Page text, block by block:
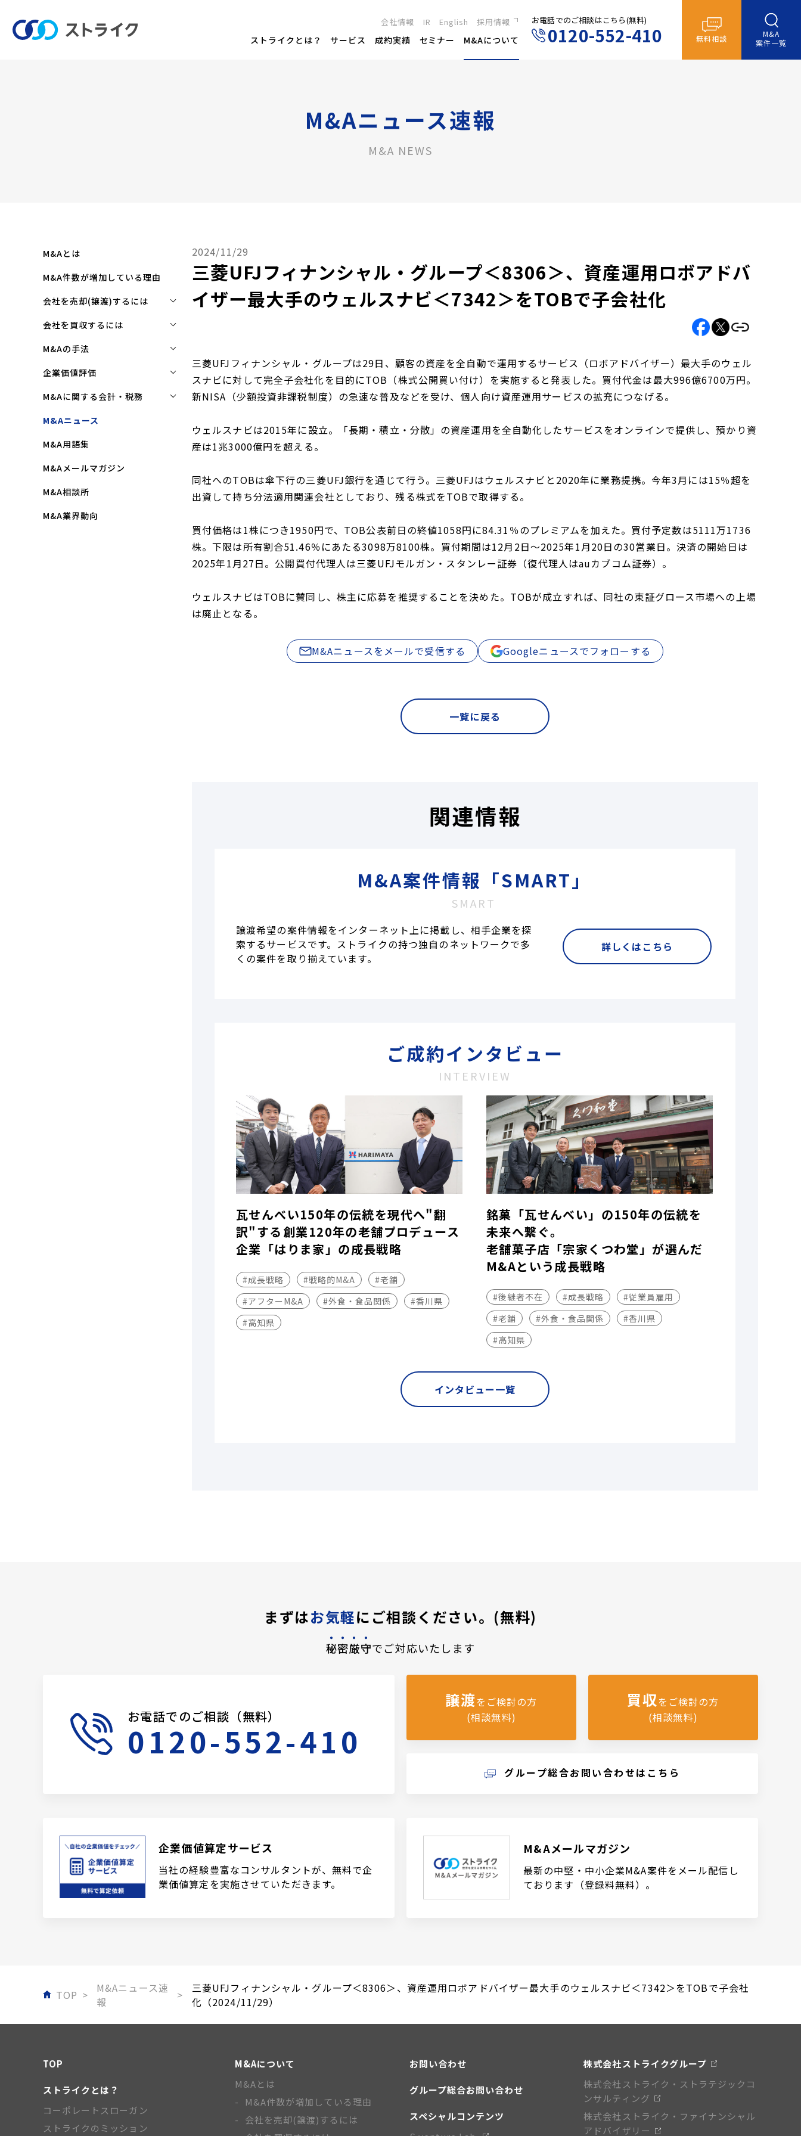
会社情報 IR English 採用情報
新卒採用
キャリア採用
ストライクとは？ サービス 成約実績 セミナー M&Aについて
お電話でのご相談はこちら(無料)
0120-552-410 無料相談
M&A
案件一覧
M&Aニュース速報
M&A NEWS
M&Aとは
M&A件数が増加している理由
会社を売却(譲渡)するには
会社を売却(譲渡)するには
M&Aで売れる会社の条件とは
M&Aで買い手はここを見る
会社を買収するには
会社を買収するには
企業買収を成功させるポイント
買収監査(デューディリジェン
ス)とは
クロージングと引継ぎ
企業買収の流れと手順
M&Aの手法
株式譲渡
第三者割当増資
資本業務提携
企業価値評価
企業価値評価(バリュエーショ
企業評価と売買価格の違い
中小企業M&Aにおける企業価値
ン)の算定方法
純資産法(コストアプローチ)
M&Aに関する会計・税務
株式譲渡にかかる税金(個人・
事業譲渡にかかる税金(個人・
法人)
M&Aにおける節税(役職退職金
スキーム)
赤字・債務超過会社の買収制限
M&Aニュース
M&A用語集
M&Aメールマガジン
M&A相談所
M&A業界動向
2024/11/29
三菱UFJフィナンシャル・グループ＜8306＞、資産運用ロボアドバ
イザー最大手のウェルスナビ＜7342＞をTOBで子会社化
三菱UFJフィナンシャル・グループは29日、顧客の資産を全自動で運用するサービス（ロボアドバイザー）最大手のウェル
スナビに対して完全子会社化を目的にTOB（株式公開買い付け）を実施すると発表した。買付代金は最大996億6700万円。
新NISA（少額投資非課税制度）の急速な普及などを受け、個人向け資産運用サービスの拡充につなげる。
ウェルスナビは2015年に設立。「長期・積立・分散」の資産運用を全自動化したサービスをオンラインで提供し、預かり資
産は1兆3000億円を超える。
同社へのTOBは傘下行の三菱UFJ銀行を通じて行う。三菱UFJはウェルスナビと2020年に業務提携。今年3月には15％超を
出資して持ち分法適用関連会社としており、残る株式をTOBで取得する。
買付価格は1株につき1950円で、TOB公表前日の終値1058円に84.31％のプレミアムを加えた。買付予定数は5111万1736
株。下限は所有割合51.46％にあたる3098万8100株。買付期間は12月2日～2025年1月20日の30営業日。決済の開始日は
2025年1月27日。公開買付代理人は三菱UFJモルガン・スタンレー証券（復代理人はauカブコム証券）。
ウェルスナビはTOBに賛同し、株主に応募を推奨することを決めた。TOBが成立すれば、同社の東証グロース市場への上場
は廃止となる。
M&Aニュースをメールで受信する Googleニュースでフォローする
一覧に戻る
関連情報
M&A案件情報「SMART」
SMART
譲渡希望の案件情報をインターネット上に掲載し、相手企業を探
索するサービスです。ストライクの持つ独自のネットワークで多
くの案件を取り揃えています。
詳しくはこちら
ご成約インタビュー
INTERVIEW
瓦せんべい150年の伝統を現代へ"翻
訳"する――創業120年の老舗プロデュース
企業「はりま家」の成長戦略
#成長戦略 #戦略的M&A
#老舗
#アフターM&A
#外食・食品関係
#香川県
#高知県
銘菓「瓦せんべい」の150年の伝統を
未来へ繋ぐ。
老舗菓子店「宗家くつわ堂」が選んだ
M&Aという成長戦略
#後継者不在 #成長戦略
#従業員雇用
#老舗
#外食・食品関係
#香川県
#高知県
インタビュー一覧
まずはお気軽にご相談ください。(無料)
秘密厳守でご対応いたします
お電話でのご相談（無料）
0120-552-410
譲渡をご検討の方
(相談無料)
買収をご検討の方
(相談無料)
グループ総合お問い合わせはこちら
企業価値算定サービス
当社の経験豊富なコンサルタントが、無料で企
業価値算定を実施させていただきます。
M&Aメールマガジン
最新の中堅・中小企業M&A案件をメール配信し
ております（登録料無料）。
TOP
M&Aニュース速
報
三菱UFJフィナンシャル・グループ＜8306＞、資産運用ロボアドバイザー最大手のウェルスナビ＜7342＞をTOBで子会社
化（2024/11/29）
TOP
ストライクとは？
コーポレートスローガン
ストライクのミッション
M&Aについて
M&Aとは
M&A件数が増加している理由
会社を売却(譲渡)するには
お問い合わせ
グループ総合お問い合わせ
スペシャルコンテンツ
株式会社ストライクグループ
株式会社ストライク・ストラテジックコ
ンサルティング
株式会社ストライク・ファイナンシャル
アドバイザリー